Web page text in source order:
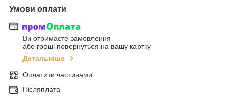
Умови оплати
Ви отримаєте замовлення
або гроші повернуться на вашу картку
Детальніше
Оплатити частинами
Післяплата